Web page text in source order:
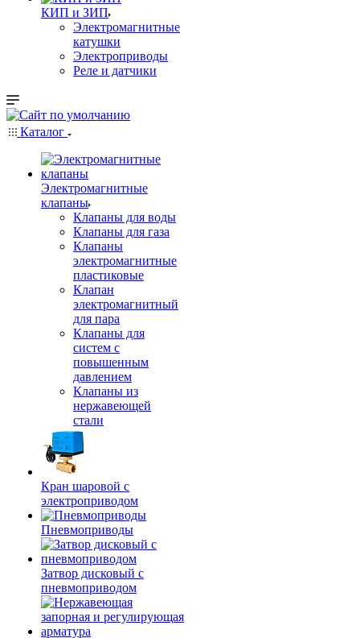
КИП и ЗИП
Электромагнитные
катушки
Электроприводы
Реле и датчики
Каталог
Электромагнитные
клапаны
Клапаны для воды
Клапаны для газа
Клапаны
электромагнитные
пластиковые
Клапан
электромагнитный
для пара
Клапаны для
систем с
повышенным
давлением
Клапаны из
нержавеющей
стали
Кран шаровой с
электроприводом
Пневмоприводы
Затвор дисковый с
пневмоприводом